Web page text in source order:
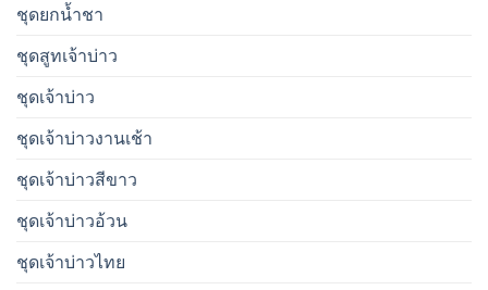
ชุดยกน้ำชา
ชุดสูทเจ้าบ่าว
ชุดเจ้าบ่าว
ชุดเจ้าบ่าวงานเช้า
ชุดเจ้าบ่าวสีขาว
ชุดเจ้าบ่าวอ้วน
ชุดเจ้าบ่าวไทย